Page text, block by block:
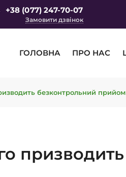
+38 (077) 247-70-07
Замовити дзвінок
ГОЛОВНА ПРО НАС
безконтрольний прийом